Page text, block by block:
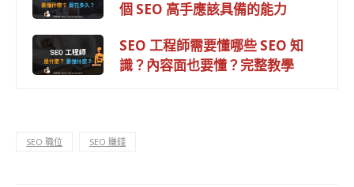
個 SEO 高手應該具備的能力
SEO 工程師需要懂哪些 SEO 知
識？內容面也要懂？完整教學
SEO 職位 SEO 賺錢